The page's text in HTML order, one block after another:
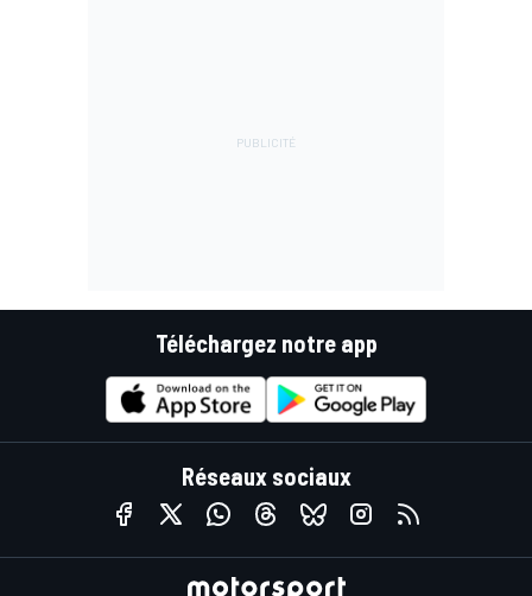
Téléchargez notre app
Réseaux sociaux